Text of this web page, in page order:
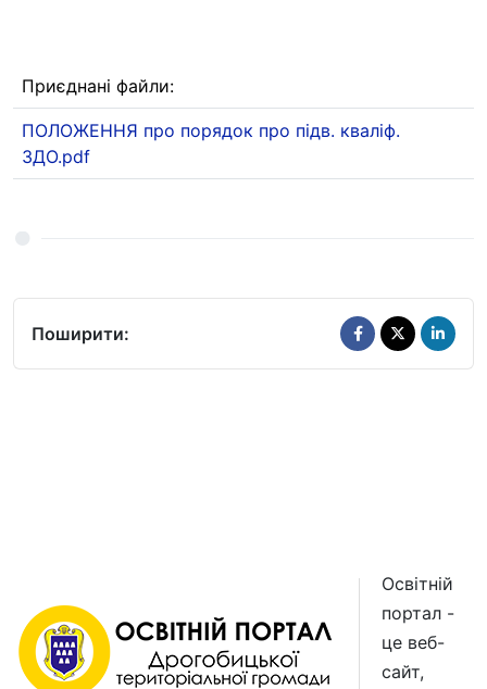
Приєднані файли:
ПОЛОЖЕННЯ про порядок про підв. кваліф.
ЗДО.pdf
Поширити:
Освітній
портал -
це веб-
сайт,